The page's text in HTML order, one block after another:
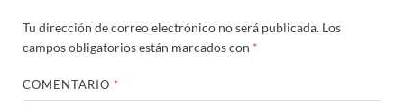
Tu dirección de correo electrónico no será publicada. Los
campos obligatorios están marcados con *
COMENTARIO *